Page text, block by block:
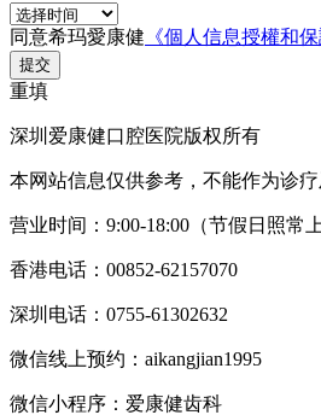
同意希玛愛康健 《個人信息授權和保
提交
重填
深圳爱康健口腔医院版权所有
本网站信息仅供参考，不能作为诊
营业时间：9:00-18:00（节假日照常上
香港电话：00852-62157070
深圳电话：0755-61302632
微信线上预约：aikangjian1995
微信小程序：爱康健齿科